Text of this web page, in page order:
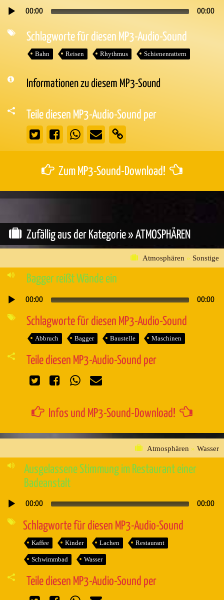
Audio-
00:00 00:00
Schlagworte für diesen MP3-Audio-Sound
Bahn Reisen Rhythmus Schienenrattern
Informationen zu diesem MP3-Sound
Teile diesen MP3-Audio-Sound per
Zum MP3-Sound-Download!
Zufällig aus der Kategorie » ATMOSPHÄREN
Atmosphären » Sonstige
Bagger reißt Wände ein
Audio-
00:00 00:00
Schlagworte für diesen MP3-Audio-Sound
Abbruch Bagger Baustelle Maschinen
Teile diesen MP3-Audio-Sound per
Infos und MP3-Sound-Download!
Atmosphären » Wasser
Ausgelassene Stimmung im Restaurant einer
Badeanstalt
Audio-
00:00 00:00
Schlagworte für diesen MP3-Audio-Sound
Kaffee Kinder Lachen Restaurant
Schwimmbad Wasser
Teile diesen MP3-Audio-Sound per